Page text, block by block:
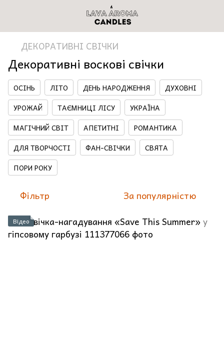
ДЕКОРАТИВНІ СВІЧКИ
Декоративні воскові свічки
ОСІНЬ ЛІТО ДЕНЬ НАРОДЖЕННЯ
ДУХОВНІ
УРОЖАЙ
ТАЄМНИЦІ ЛІСУ
УКРАЇНА
МАГІЧНИЙ СВІТ
АПЕТИТНІ
РОМАНТИКА
ДЛЯ ТВОРЧОСТІ
ФАН-СВІЧКИ
СВЯТА
ПОРИ РОКУ
Фільтр За популярністю
Відео